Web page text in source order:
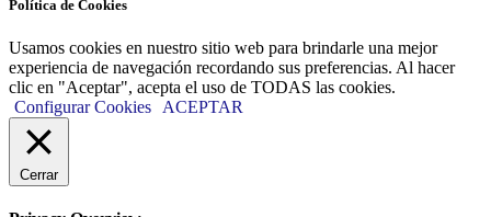
Política de Cookies
Usamos cookies en nuestro sitio web para brindarle una mejor
experiencia de navegación recordando sus preferencias. Al hacer
clic en "Aceptar", acepta el uso de TODAS las cookies.
Configurar Cookies
ACEPTAR
Cerrar